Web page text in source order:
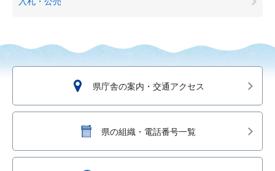
県庁舎の案内・交通アクセス
県の組織・電話番号一覧